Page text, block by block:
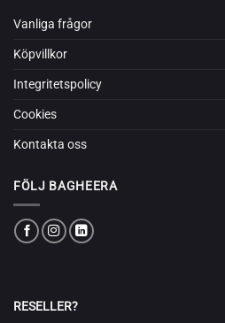
Vanliga frågor
Köpvillkor
Integritetspolicy
Cookies
Kontakta oss
FÖLJ BAGHEERA
RESELLER?